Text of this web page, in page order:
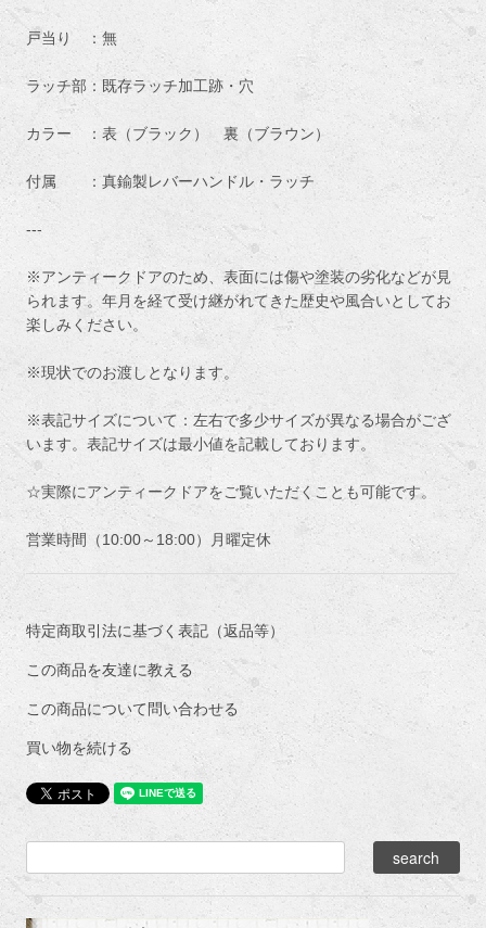
戸当り ：無
ラッチ部：既存ラッチ加工跡・穴
カラー ：表（ブラック） 裏（ブラウン）
付属 ：真鍮製レバーハンドル・ラッチ
---
※アンティークドアのため、表面には傷や塗装の劣化などが見
られます。年月を経て受け継がれてきた歴史や風合いとしてお
楽しみください。
※現状でのお渡しとなります。
※表記サイズについて：左右で多少サイズが異なる場合がござ
います。表記サイズは最小値を記載しております。
☆実際にアンティークドアをご覧いただくことも可能です。
営業時間（10:00～18:00）月曜定休
特定商取引法に基づく表記（返品等）
この商品を友達に教える
この商品について問い合わせる
買い物を続ける